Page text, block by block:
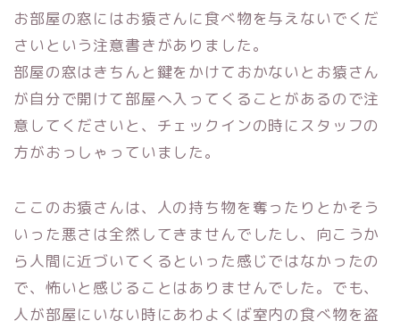
お部屋の窓にはお猿さんに食べ物を与えないでくだ
さいという注意書きがありました。
部屋の窓はきちんと鍵をかけておかないとお猿さん
が自分で開けて部屋へ入ってくることがあるので注
意してくださいと、チェックインの時にスタッフの
方がおっしゃっていました。
ここのお猿さんは、人の持ち物を奪ったりとかそう
いった悪さは全然してきませんでしたし、向こうか
ら人間に近づいてくるといった感じではなかったの
で、怖いと感じることはありませんでした。でも、
人が部屋にいない時にあわよくば室内の食べ物を盗